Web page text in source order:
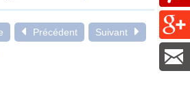
Précédent Suivant